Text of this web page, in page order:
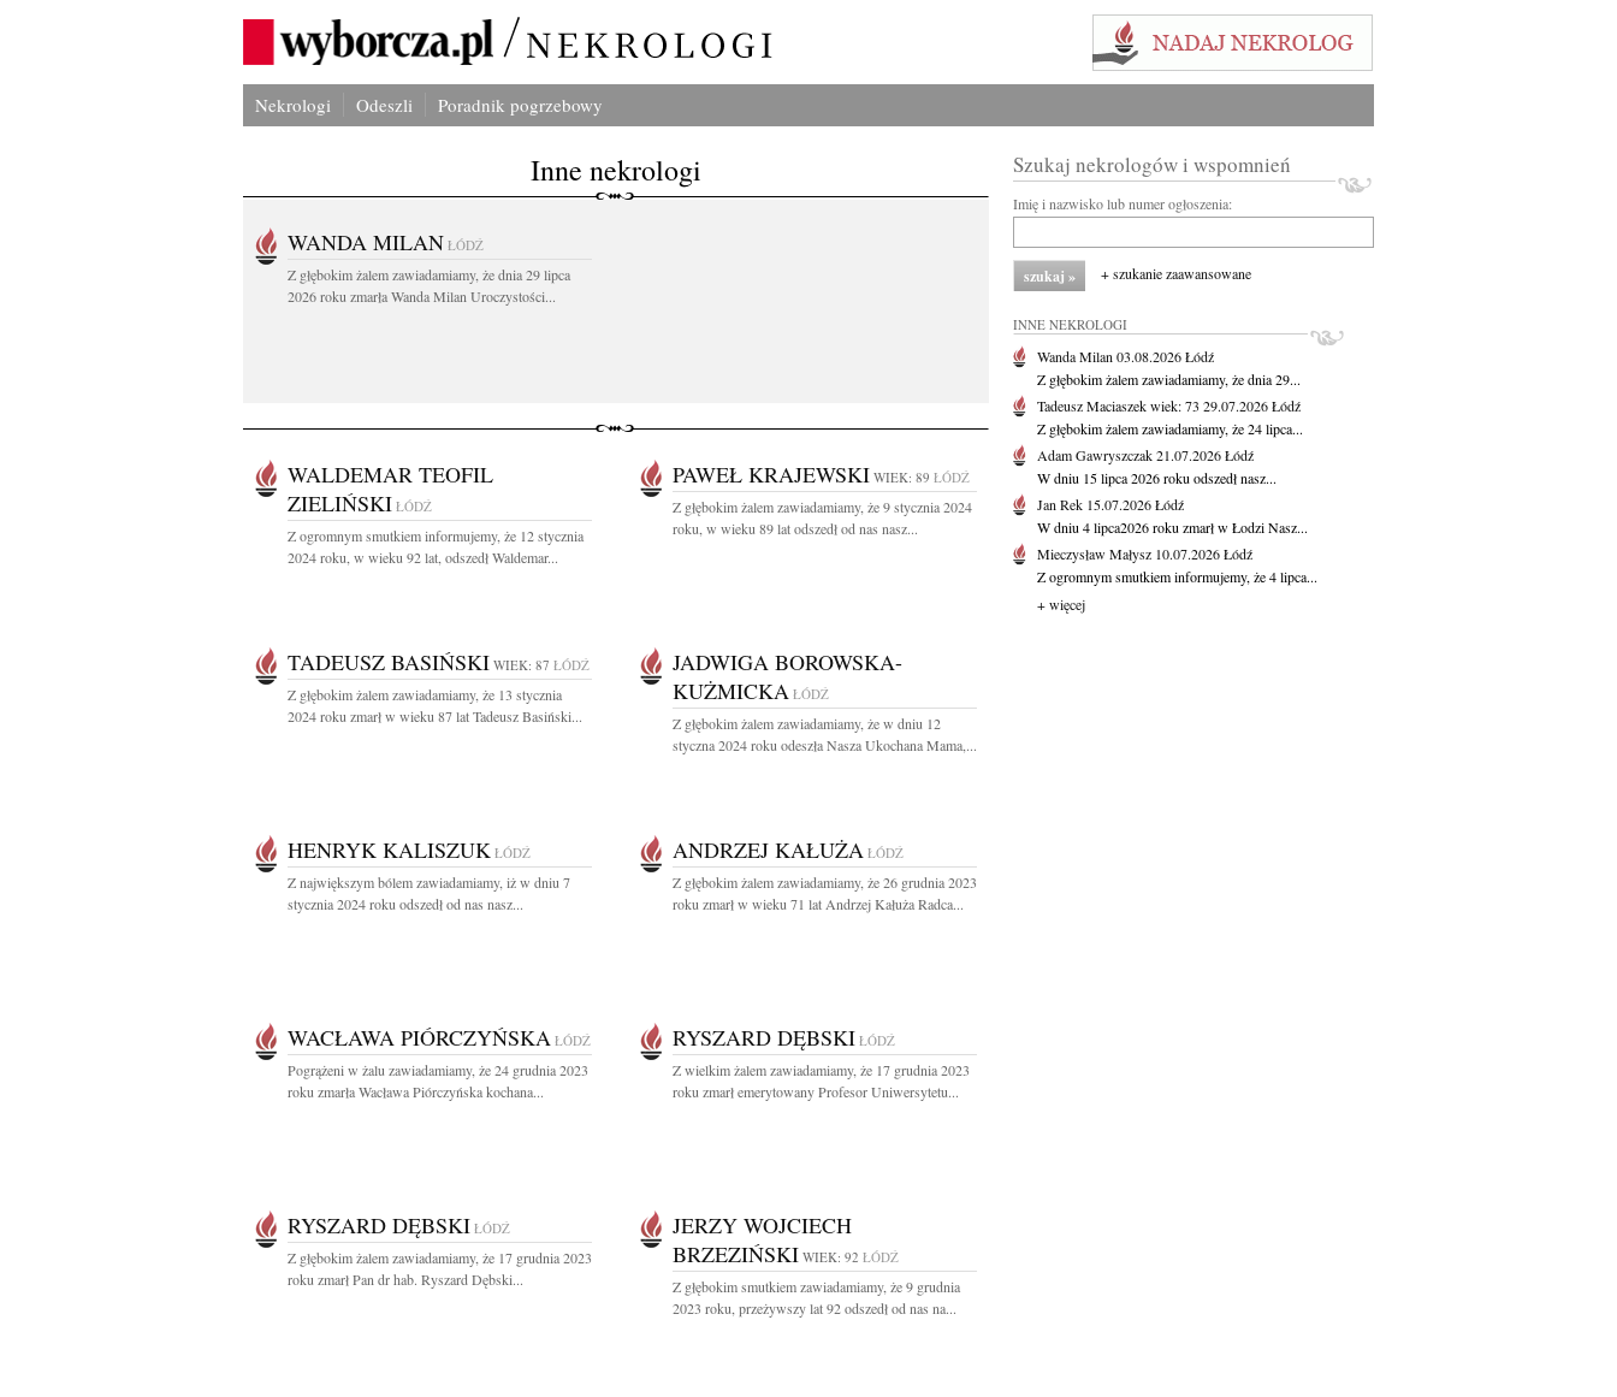
Nekrologi Odeszli Poradnik pogrzebowy
Inne nekrologi
WANDA MILAN ŁÓDŹ
Z głębokim żalem zawiadamiamy, że dnia 29 lipca
2026 roku zmarła Wanda Milan Uroczystości...
WALDEMAR TEOFIL
ZIELIŃSKI ŁÓDŹ
Z ogromnym smutkiem informujemy, że 12 stycznia
2024 roku, w wieku 92 lat, odszedł Waldemar...
PAWEŁ KRAJEWSKI WIEK: 89 ŁÓDŹ
Z głębokim żalem zawiadamiamy, że 9 stycznia 2024
roku, w wieku 89 lat odszedł od nas nasz...
TADEUSZ BASIŃSKI WIEK: 87 ŁÓDŹ
Z głębokim żalem zawiadamiamy, że 13 stycznia
2024 roku zmarł w wieku 87 lat Tadeusz Basiński...
JADWIGA BOROWSKA-
KUŻMICKA ŁÓDŹ
Z głębokim żalem zawiadamiamy, że w dniu 12
styczna 2024 roku odeszła Nasza Ukochana Mama,...
HENRYK KALISZUK ŁÓDŹ
Z największym bólem zawiadamiamy, iż w dniu 7
stycznia 2024 roku odszedł od nas nasz...
ANDRZEJ KAŁUŻA ŁÓDŹ
Z głębokim żalem zawiadamiamy, że 26 grudnia 2023
roku zmarł w wieku 71 lat Andrzej Kałuża Radca...
WACŁAWA PIÓRCZYŃSKA ŁÓDŹ
Pogrążeni w żalu zawiadamiamy, że 24 grudnia 2023
roku zmarła Wacława Piórczyńska kochana...
RYSZARD DĘBSKI ŁÓDŹ
Z wielkim żalem zawiadamiamy, że 17 grudnia 2023
roku zmarł emerytowany Profesor Uniwersytetu...
RYSZARD DĘBSKI ŁÓDŹ
Z głębokim żalem zawiadamiamy, że 17 grudnia 2023
roku zmarł Pan dr hab. Ryszard Dębski...
JERZY WOJCIECH
BRZEZIŃSKI WIEK: 92 ŁÓDŹ
Z głębokim smutkiem zawiadamiamy, że 9 grudnia
2023 roku, przeżywszy lat 92 odszedł od nas na...
Szukaj nekrologów i wspomnień
Imię i nazwisko lub numer ogłoszenia:
+ szukanie zaawansowane
INNE NEKROLOGI
Wanda Milan 03.08.2026Łódź
Z głębokim żalem zawiadamiamy, że dnia 29...
Tadeusz Maciaszekwiek: 73 29.07.2026Łódź
Z głębokim żalem zawiadamiamy, że 24 lipca...
Adam Gawryszczak21.07.2026Łódź
W dniu 15 lipca 2026 roku odszedł nasz...
Jan Rek 15.07.2026Łódź
W dniu 4 lipca2026 roku zmarł w Łodzi Nasz...
Mieczysław Małysz 10.07.2026Łódź
Z ogromnym smutkiem informujemy, że 4 lipca...
+ więcej